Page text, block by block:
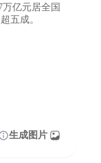
亿元居全国
五成。
生成图片